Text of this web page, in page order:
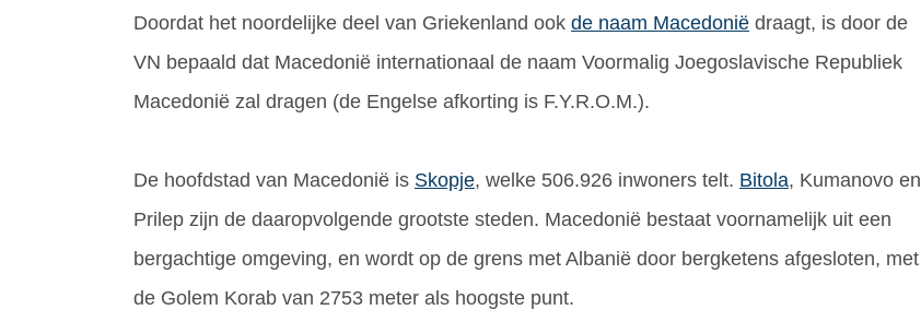
Doordat het noordelijke deel van Griekenland ook de naam Macedonië draagt, is door de
VN bepaald dat Macedonië internationaal de naam Voormalig Joegoslavische Republiek
Macedonië zal dragen (de Engelse afkorting is F.Y.R.O.M.).
De hoofdstad van Macedonië is Skopje, welke 506.926 inwoners telt. Bitola, Kumanovo en
Prilep zijn de daaropvolgende grootste steden. Macedonië bestaat voornamelijk uit een
bergachtige omgeving, en wordt op de grens met Albanië door bergketens afgesloten, met
de Golem Korab van 2753 meter als hoogste punt.